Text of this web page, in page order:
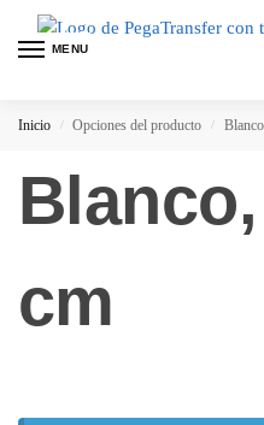
MENU
Inicio / Opciones del producto /
cm